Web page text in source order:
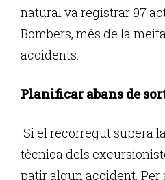
natural va registrar 97
Bombers, més de la
accidents.
Planificar abans de
Si el recorregut supera
tècnica dels
patir algun accident. Per